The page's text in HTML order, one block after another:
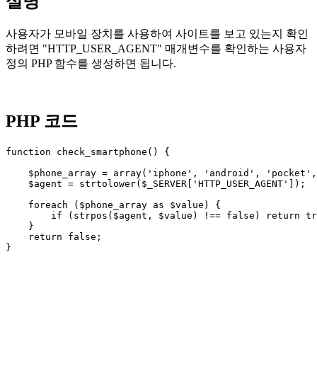
사용자가 모바일 장치를 사용하여 사이트를 보고 있는지 확인
하려면 "HTTP_USER_AGENT" 매개변수를 확인하는 사용자
정의 PHP 함수를 생성하면 됩니다.
PHP 코드
function check_smartphone() {
$phone_array = array('iphone', 'android',
    $agent = strtolower($_SERVER['HTTP_USER_AGENT']);
    foreach ($phone_array as $value) {
if (strpos($agent, $value) !== false) return
    }
    return false;